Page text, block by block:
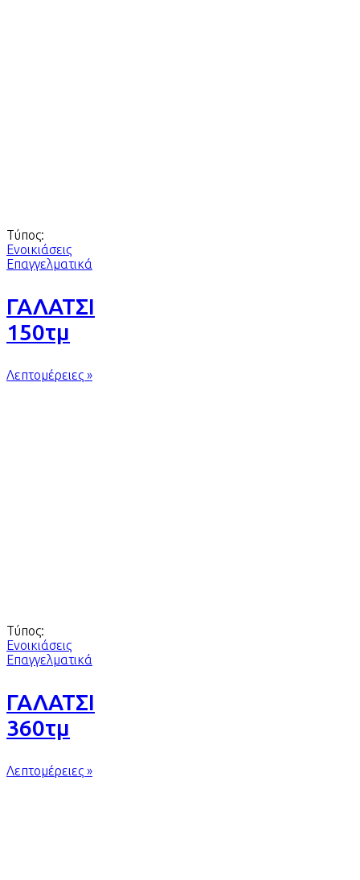
Τύπος:
Ενοικιάσεις
Επαγγελματικά
ΓΑΛΑΤΣΙ
150τμ
Λεπτομέρειες »
Τύπος:
Ενοικιάσεις
Επαγγελματικά
ΓΑΛΑΤΣΙ
360τμ
Λεπτομέρειες »